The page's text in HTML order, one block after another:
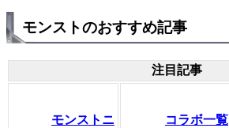
モンストのおすすめ記事
注目記事
モンストニ
コラボ一覧